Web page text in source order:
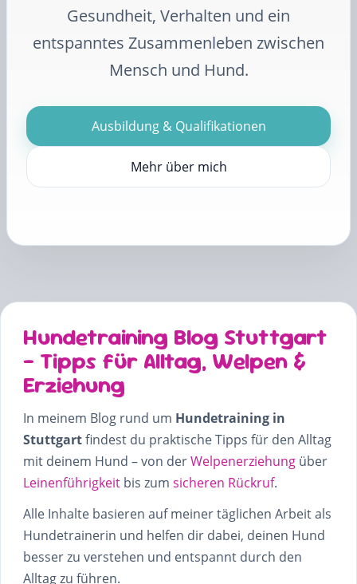
Gesundheit, Verhalten und ein
entspanntes Zusammenleben zwischen
Mensch und Hund.
Ausbildung & Qualifikationen
Mehr über mich
Hundetraining Blog Stuttgart
– Tipps für Alltag, Welpen &
Erziehung
In meinem Blog rund um Hundetraining in
Stuttgartfindest du praktische Tipps für den Alltag
mit deinem Hund – von derWelpenerziehung über
Leinenführigkeit bis zum sicheren Rückruf.
Alle Inhalte basieren auf meiner täglichen Arbeit als
Hundetrainerin und helfen dir dabei, deinen Hund
besser zu verstehen und entspannt durch den
Alltag zu führen.